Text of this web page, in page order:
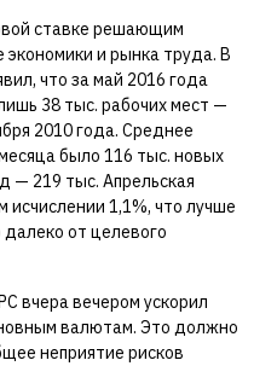
ставке решающим
экономики и рынка труда. В
что за май 2016 года
38 тыс. рабочих мест —
2010 года. Среднее
было 116 тыс. новых
— 219 тыс. Апрельская
1,1%, что лучше
далеко от целевого
вчера вечером ускорил
валютам. Это должно
неприятие рисков